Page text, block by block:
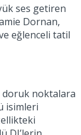
ses getiren
Dornan,
eğlenceli tatil
doruk noktalara
isimleri